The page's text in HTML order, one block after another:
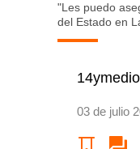
"Les puedo
del Estado en
14ymedio
03 de julio